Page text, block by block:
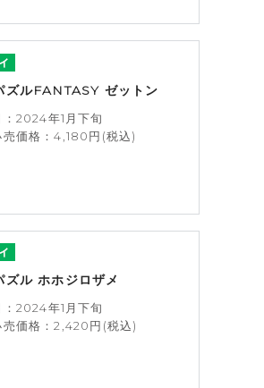
ズルFANTASY ゼットン
：2024年1月下旬
売価格：4,180円(税込)
ズル ホホジロザメ
：2024年1月下旬
売価格：2,420円(税込)